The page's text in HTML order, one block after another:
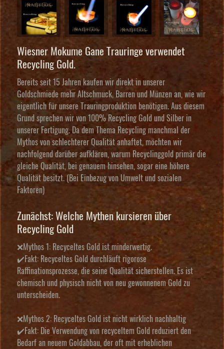
Wiesner Mokume Gane Trauringe verwendet
Recycling Gold.
Bereits seit 15 Jahren kaufen wir direkt in unserer
Goldschmiede mehr Altschmuck, Barren und Münzen an, wie wir
eigentlich für unsere Trauringproduktion benötigen. Aus diesem
Grund sprechen wir von 100% Recycling Gold und Silber in
unserer Fertigung. Da dem Thema Recycling manchmal der
Mythos von schlechterer Qualität anhaftet, möchten wir
nachfolgend darüber aufklären, warum Recyclinggold primär die
gleiche Qualität, bei genauem hinsehen, sogar eine höhere
Qualität besitzt. (Bei Einbezug von Umwelt und sozialen
Faktoren)
Zunächst: Welche Mythen kursieren über
Recycling Gold
❌Mythos 1: Recyceltes Gold ist minderwertig.
✔️Fakt: Recyceltes Gold durchläuft rigorose
Raffinationsprozesse, die seine Qualität sicherstellen. Es ist
chemisch und physisch nicht von neu gewonnenem Gold zu
unterscheiden.
❌Mythos 2: Recyceltes Gold ist nicht wirklich nachhaltig
✔️Fakt: Die Verwendung von recyceltem Gold reduziert den
Bedarf an neuem Goldabbau, der oft mit erheblichen